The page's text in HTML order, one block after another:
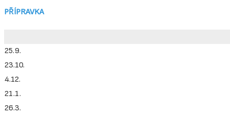
PŘÍPRAVKA
25.9.
23.10.
4.12.
21.1.
26.3.